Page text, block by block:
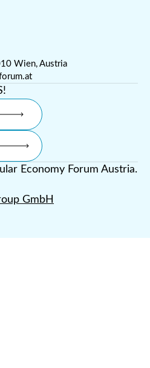
Wien, Austria
Economy Forum Austria.
GmbH